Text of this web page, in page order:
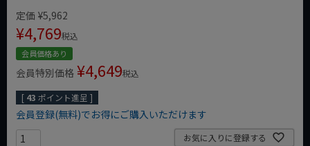
定価 ¥5,962
¥4,769税込
会員価格あり
会員特別価格 ¥4,649税込
[ 43 ポイント進呈 ]
会員登録(無料)でお得にご購入いただけます
お気に入りに登録する